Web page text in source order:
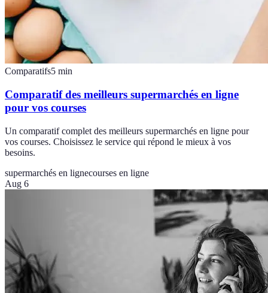
Comparatifs5 min
Comparatif des meilleurs supermarchés en ligne
pour vos courses
Un comparatif complet des meilleurs supermarchés en ligne pour
vos courses. Choisissez le service qui répond le mieux à vos
besoins.
supermarchés en lignecourses en ligne
Aug 6